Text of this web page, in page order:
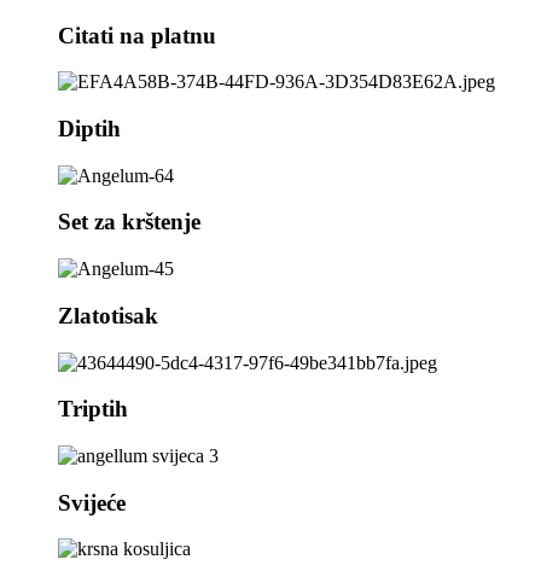
Citati na platnu
Diptih
Set za krštenje
Zlatotisak
Triptih
Svijeće